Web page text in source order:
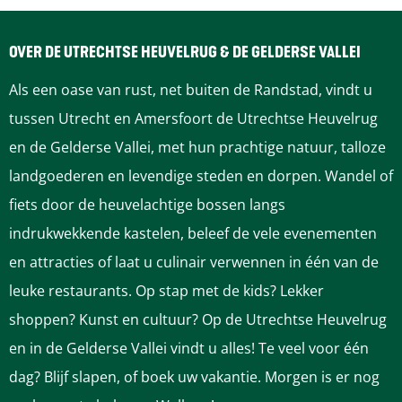
e
z
e
p
a
g
i
n
a
o
p
F
e
z
e
p
a
g
i
n
a
o
p
P
e
z
e
p
a
g
i
n
a
o
p
L
e
z
e
p
a
g
i
n
a
o
p
e
e
z
e
p
a
g
i
n
a
o
p
W
OVER DE UTRECHTSE HEUVELRUG & DE GELDERSE VALLEI
Als een oase van rust, net buiten de Randstad, vindt u
tussen Utrecht en Amersfoort de Utrechtse Heuvelrug
en de Gelderse Vallei, met hun prachtige natuur, talloze
landgoederen en levendige steden en dorpen. Wandel of
fiets door de heuvelachtige bossen langs
indrukwekkende kastelen, beleef de vele evenementen
en attracties of laat u culinair verwennen in één van de
leuke restaurants. Op stap met de kids? Lekker
shoppen? Kunst en cultuur? Op de Utrechtse Heuvelrug
en in de Gelderse Vallei vindt u alles! Te veel voor één
dag? Blijf slapen, of boek uw vakantie. Morgen is er nog